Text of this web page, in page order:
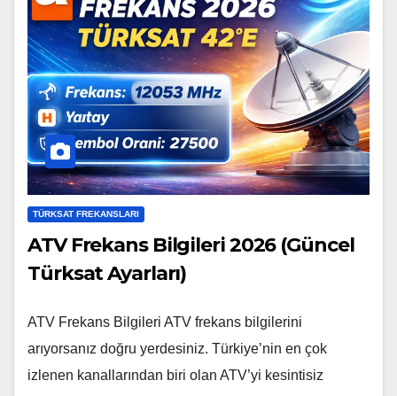
TÜRKSAT FREKANSLARI
ATV Frekans Bilgileri 2026 (Güncel
Türksat Ayarları)
ATV Frekans Bilgileri ATV frekans bilgilerini
arıyorsanız doğru yerdesiniz. Türkiye’nin en çok
izlenen kanallarından biri olan ATV’yi kesintisiz